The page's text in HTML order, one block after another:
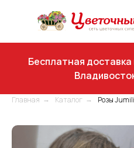
Бесплатная
Главная → Каталог → Розы